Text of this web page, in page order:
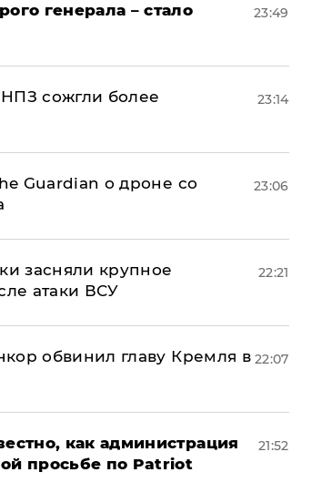
генерала – стало
23:49
сожгли более
23:14
Guardian о дроне со
23:06
засняли крупное
атаки ВСУ
22:21
обвинил главу Кремля в 22:07
как администрация
просьбе по Patriot
21:52